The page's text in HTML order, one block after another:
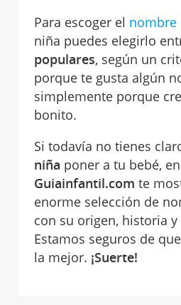
Para escoger el nombre
niña puedes elegirlo
populares, según un
porque te gusta algún
simplemente porque
bonito.
Si todavía no tienes
niña poner a tu bebé, en
Guiainfantil.com te
enorme selección de
con su origen, historia
Estamos seguros de
la mejor. ¡Suerte!